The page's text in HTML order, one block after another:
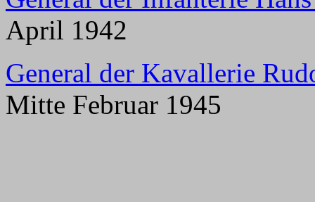
April 1942
General der Kavallerie
Mitte Februar 1945